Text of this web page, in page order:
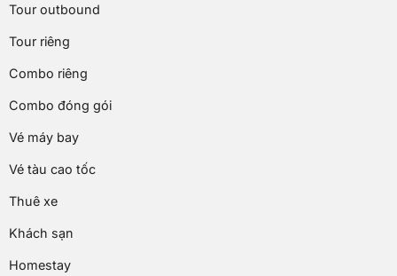
Tour outbound
Tour riêng
Combo riêng
Combo đóng gói
Vé máy bay
Vé tàu cao tốc
Thuê xe
Khách sạn
Homestay